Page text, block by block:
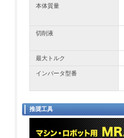
本体質量
切削液
最大トルク
インバータ型番
推奨工具